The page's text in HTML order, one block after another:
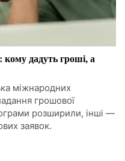
дадуть гроші, а
міжнародних
грошової
розширили, інші —
заявок.